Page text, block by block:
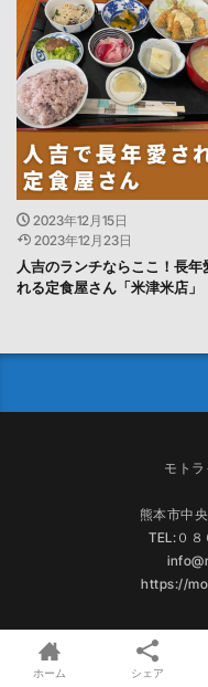
2023年12月15日
2023年12月23日
人吉のランチならここ！長年
れる定食屋さん「米津米店」
モトラ
熊本市中
TEL:０８
https://
ホーム シェア